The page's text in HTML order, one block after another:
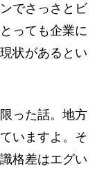
でさっさとビ
っても企業に
状があるとい
った話。地方
いますよ。そ
格差はエグい